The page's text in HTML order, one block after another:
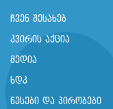
ჩვენ შესახებ
კვირის აქცია
მედია
ხდკ
წესები და პირობები